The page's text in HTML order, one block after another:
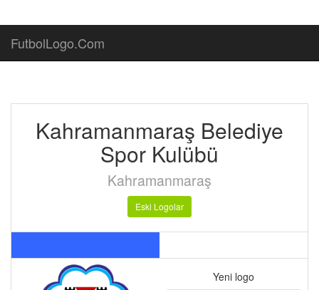
FutbolLogo.Com
Kahramanmaraş Belediye
Spor Kulübü
Kahramanmaraş
Eski Logolar
Yeni logo